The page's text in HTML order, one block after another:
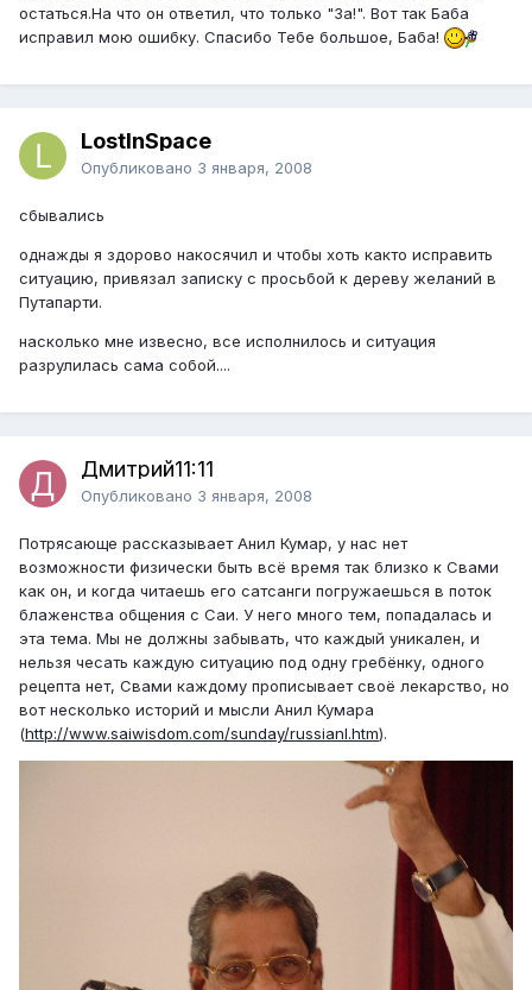
остаться.На что он ответил, что только "За!". Вот так Баба
исправил мою ошибку. Спасибо Тебе большое, Баба!
LostInSpace
Опубликовано 3 января, 2008
сбывались
однажды я здорово накосячил и чтобы хоть както исправить
ситуацию, привязал записку с просьбой к дереву желаний в
Путапарти.
насколько мне извесно, все исполнилось и ситуация
разрулилась сама собой....
Дмитрий11:11
Опубликовано 3 января, 2008
Потрясающе рассказывает Анил Кумар, у нас нет
возможности физически быть всё время так близко к Свами
как он, и когда читаешь его сатсанги погружаешься в поток
блаженства общения с Саи. У него много тем, попадалась и
эта тема. Мы не должны забывать, что каждый уникален, и
нельзя чесать каждую ситуацию под одну гребёнку, одного
рецепта нет, Свами каждому прописывает своё лекарство, но
вот несколько историй и мысли Анил Кумара
(http://www.saiwisdom.com/sunday/russianl.htm).